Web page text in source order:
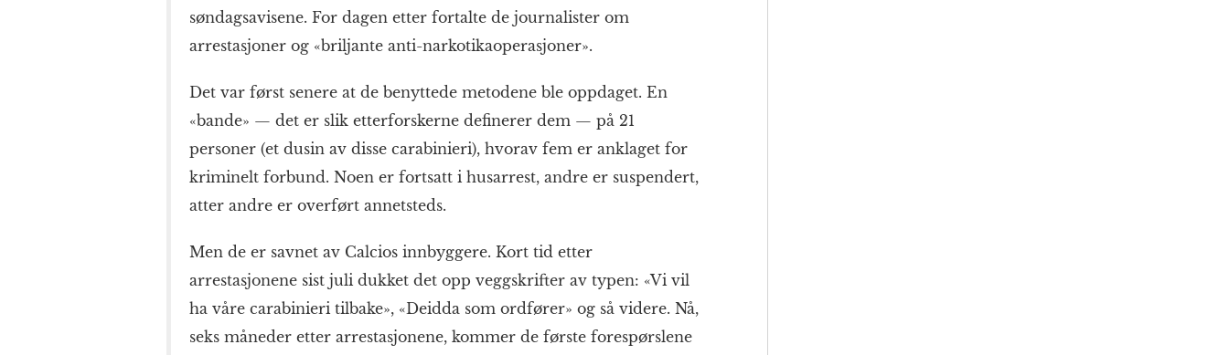
søndagsavisene. For dagen etter fortalte de journalister om
arrestasjoner og «briljante anti-narkotikaoperasjoner».
Det var først senere at de benyttede metodene ble oppdaget. En
«bande» — det er slik etterforskerne definerer dem — på 21
personer (et dusin av disse carabinieri), hvorav fem er anklaget for
kriminelt forbund. Noen er fortsatt i husarrest, andre er suspendert,
atter andre er overført annetsteds.
Men de er savnet av Calcios innbyggere. Kort tid etter
arrestasjonene sist juli dukket det opp veggskrifter av typen: «Vi vil
ha våre carabinieri tilbake», «Deidda som ordfører» og så videre. Nå,
seks måneder etter arrestasjonene, kommer de første forespørslene